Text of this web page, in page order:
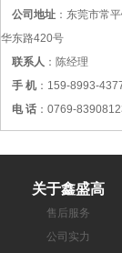
公司地址 ：东莞市常
华东路420号
联系人 ：陈经理
手 机 ：159-8993-
电 话 ：0769-
关于鑫盛高
售后服务
公司实力